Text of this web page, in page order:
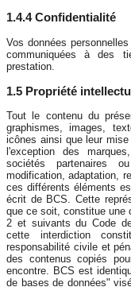
1.4.4 Confidentialité
Vos données
communiquées à des
prestation.
1.5 Propriété
Tout le contenu du
graphismes, images,
icônes ainsi que leur
l'exception des
sociétés partenaires
modification, adaptation,
ces différents éléments
écrit de BCS. Cette
que ce soit, constitue une
2 et suivants du Code
cette interdiction
responsabilité civile et
des contenus copiés
encontre. BCS est
de bases de données"